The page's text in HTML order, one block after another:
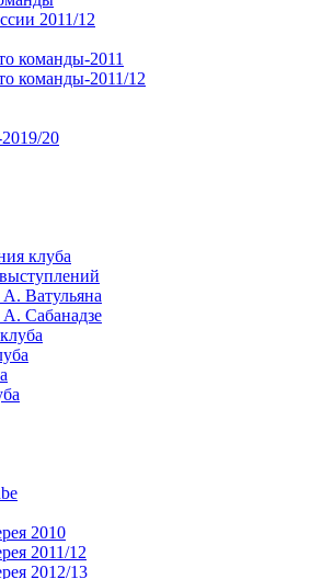
2011/12
команды-2011
команды-2011/12
20
клуба
Ватульяна
Сабанадзе
2010
2011/12
2012/13